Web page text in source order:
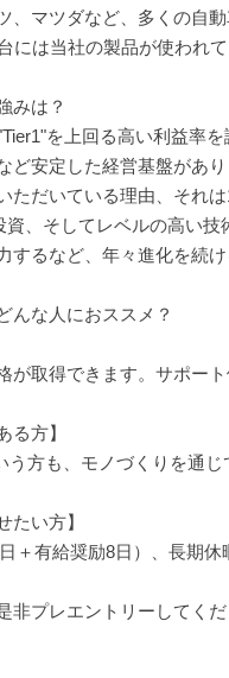
、マツダなど、多くの自
には当社の製品が使われて
みは？
を上回る高い利益率を
ど安定した経営基盤があり
ただいている理由、それ
、そしてレベルの高い技
するなど、年々進化を続
んな人におススメ？
が取得できます。サポー
る方】
う方も、モノづくりを通
たい方】
＋有給奨励8日）、長期
非プレエントリーしてくだ